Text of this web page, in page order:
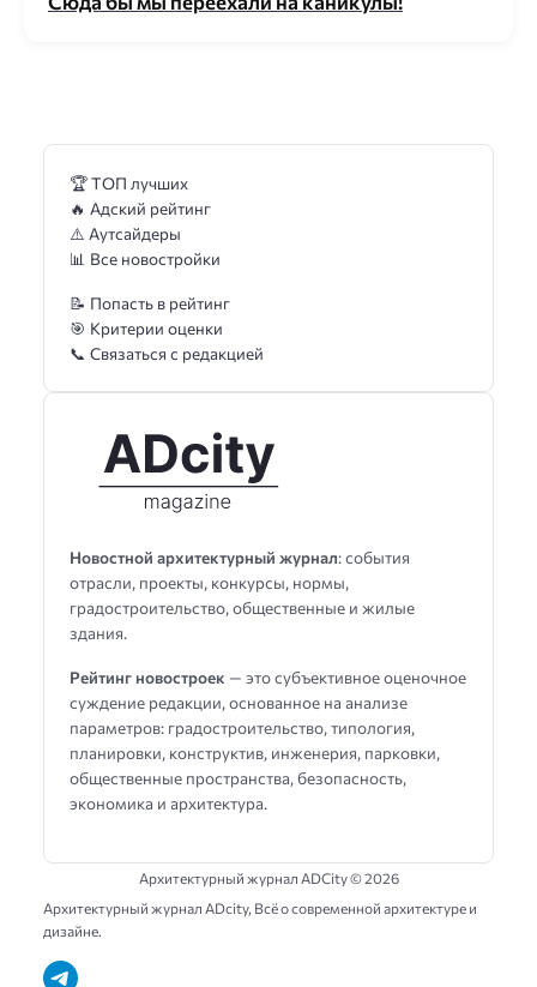
Новостной архитектурный журнал: события
отрасли, проекты, конкурсы, нормы,
градостроительство, общественные и жилые
здания.
Рейтинг новостроек — это субъективное оценочное
суждение редакции, основанное на анализе
параметров: градостроительство, типология,
планировки, конструктив, инженерия, парковки,
общественные пространства, безопасность,
экономика и архитектура.
🏆 ТОП лучших
🔥 Адский рейтинг
⚠️ Аутсайдеры
📊 Все новостройки
📝 Попасть в рейтинг
🎯 Критерии оценки
📞 Связаться с редакцией
Архитектурный журнал ADCity ©2026
Архитектурный журнал ADсity, Всё о современной архитектуре и
дизайне.